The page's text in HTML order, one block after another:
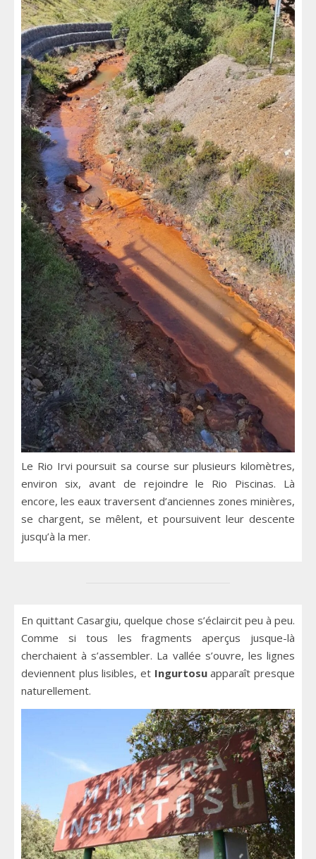
Le Rio Irvi poursuit sa course sur plusieurs kilomètres,
environ six, avant de rejoindre le Rio Piscinas. Là
encore, les eaux traversent d’anciennes zones minières,
se chargent, se mêlent, et poursuivent leur descente
jusqu’à la mer.
En quittant Casargiu, quelque chose s’éclaircit peu à peu.
Comme si tous les fragments aperçus jusque-là
cherchaient à s’assembler. La vallée s’ouvre, les lignes
deviennent plus lisibles, et Ingurtosuapparaît presque
naturellement.